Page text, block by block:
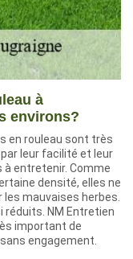
à
environs?
en rouleau sont très
leur facilité et leur
entretenir. Comme
densité, elles ne
mauvaises herbes.
réduits. NM Entretien
important de
engagement.